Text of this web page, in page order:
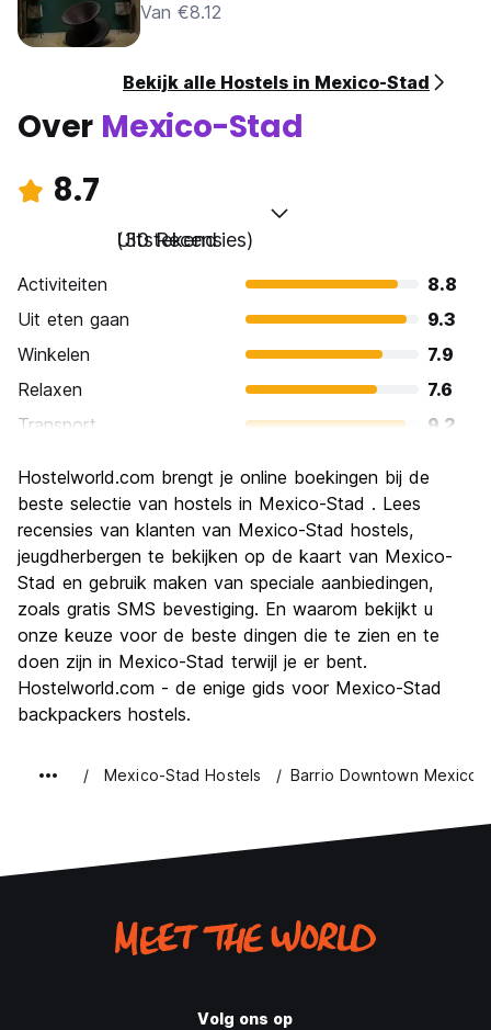
Van €8.12
Bekijk alle Hostels in Mexico-Stad
Over Mexico-Stad
8.7
Uitstekend
(30 Recensies)
Activiteiten
8.8
Uit eten gaan
9.3
Winkelen
7.9
Relaxen
7.6
Transport
9.2
Cultuur
Uitgaan
Waarde voor uw geld
9.1
Hostelworld.com brengt je online boekingen bij de
beste selectie van hostels in Mexico-Stad . Lees
recensies van klanten van Mexico-Stad hostels,
jeugdherbergen te bekijken op de kaart van Mexico-
Stad en gebruik maken van speciale aanbiedingen,
zoals gratis SMS bevestiging. En waarom bekijkt u
onze keuze voor de beste dingen die te zien en te
doen zijn in Mexico-Stad terwijl je er bent.
Hostelworld.com - de enige gids voor Mexico-Stad
backpackers hostels.
Mexico-Stad Hostels Barrio Downtown Mexico
Volg ons op